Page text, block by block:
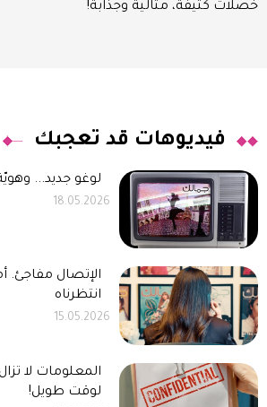
خصلات كثيفة، مثالية وجذّابة!
فيديوهات قد تعجبك
لوغو جديد...
18.05.2026
الإتصال مفاجئ.
انتظرناه
15.05.2026
المعلومات لا
لوقت طويل!